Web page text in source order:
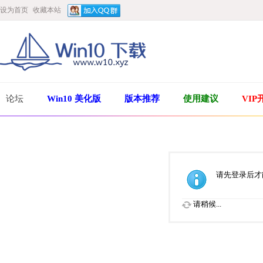
设为首页 收藏本站
论坛 Win10 美化版 版本推荐 使用建议 VIP
请先登录后
请稍候...